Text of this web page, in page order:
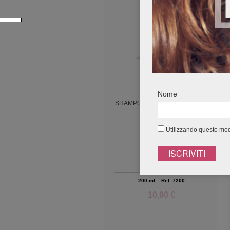
SHAMPOO DI BELLEZZA SENZA
TEMPO CAVIAR
200 ml – Ref. 7200
10,90 €
Nome
Utilizzando questo